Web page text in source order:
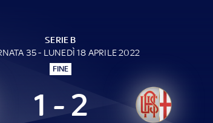
SERIE B
35 - LUNEDÌ 18 APRILE 2022
FINE
1 - 2